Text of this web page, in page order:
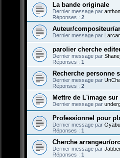
La bande originale
Dernier message par
Réponses : 2
Auteur/compositeur/
Dernier message par
parolier cherche
Dernier message par
Réponses : 1
Recherche personne
Dernier message par
Réponses : 2
Mettre de L'image
Dernier message par
Professionnel pour
Dernier message par
Réponses : 1
Cherche arrangeur/
Dernier message par
Réponses : 1